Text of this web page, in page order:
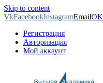
Skip to content
VkFacebookInstagramEmailOK
Регистрация
Авторизация
Мой аккаунт